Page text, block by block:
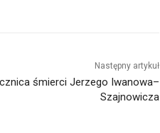
Następny artykuł
śmierci Jerzego Iwanowa–
Szajnowicza